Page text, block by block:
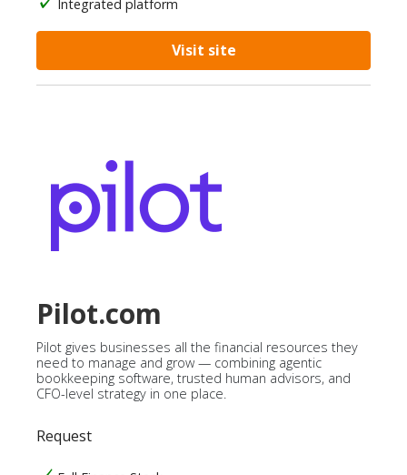
Integrated platform
Visit site
Pilot.com
Pilot gives businesses all the financial resources they
need to manage and grow — combining agentic
bookkeeping software, trusted human advisors, and
CFO-level strategy in one place.
Request